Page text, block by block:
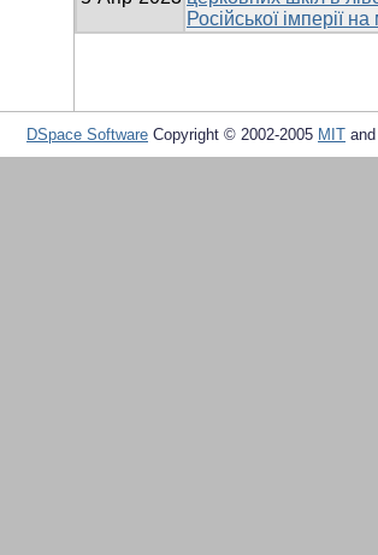
Російської імперії
DSpace Software Copyright © 2002-2005 MIT